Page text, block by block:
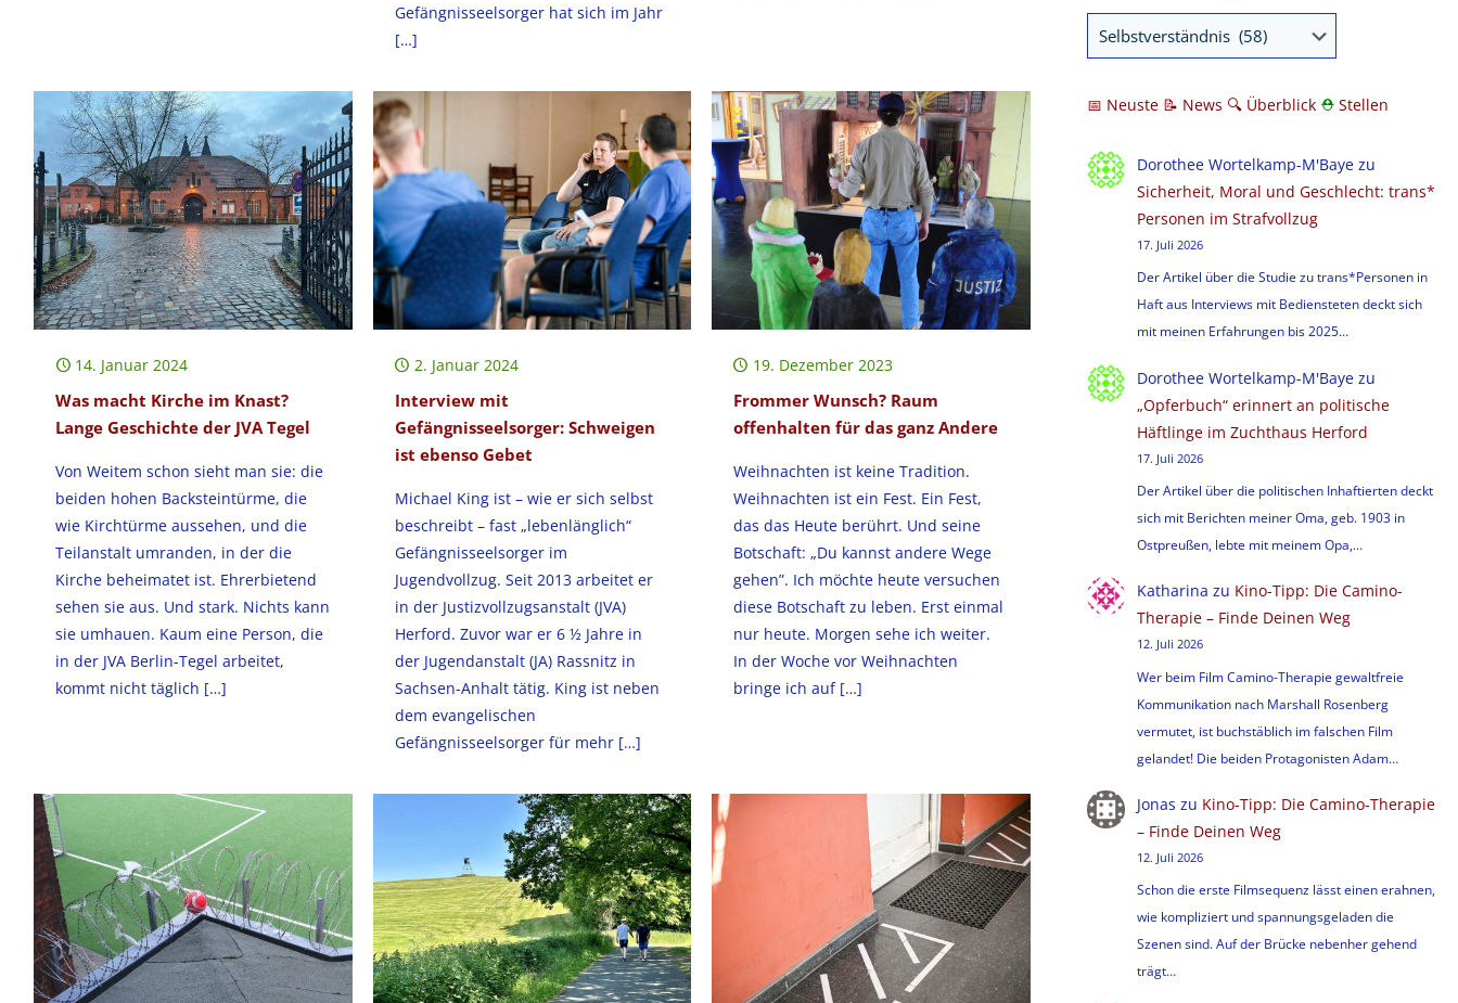
Gefängnisseelsorger hat sich im Jahr
[…]
14. Januar 2024
Was macht Kirche im Knast?
Lange Geschichte der JVA Tegel
Von Weitem schon sieht man sie: die
beiden hohen Backsteintürme, die
wie Kirchtürme aussehen, und die
Teilanstalt umranden, in der die
Kirche beheimatet ist. Ehrerbietend
sehen sie aus. Und stark. Nichts kann
sie umhauen. Kaum eine Person, die
in der JVA Berlin-Tegel arbeitet,
kommt nicht täglich […]
2. Januar 2024
Interview mit
Gefängnisseelsorger: Schweigen
ist ebenso Gebet
Michael King ist – wie er sich selbst
beschreibt – fast „lebenlänglich“
Gefängnisseelsorger im
Jugendvollzug. Seit 2013 arbeitet er
in der Justizvollzugsanstalt (JVA)
Herford. Zuvor war er 6 ½ Jahre in
der Jugendanstalt (JA) Rassnitz in
Sachsen-Anhalt tätig. King ist neben
dem evangelischen
Gefängnisseelsorger für mehr[…]
19. Dezember 2023
Frommer Wunsch? Raum
offenhalten für das ganz Andere
Weihnachten ist keine Tradition.
Weihnachten ist ein Fest. Ein Fest,
das das Heute berührt. Und seine
Botschaft: „Du kannst andere Wege
gehen”. Ich möchte heute versuchen
diese Botschaft zu leben. Erst einmal
nur heute. Morgen sehe ich weiter.
In der Woche vor Weihnachten
bringe ich auf[…]
📅 Neuste 📝 News 🔍 Überblick ⛑ Stellen
Dorothee Wortelkamp-M'Bayezu
Sicherheit, Moral und Geschlecht: trans*
Personen im Strafvollzug
17. Juli 2026
Der Artikel über die Studie zu trans*Personen in
Haft aus Interviews mit Bediensteten deckt sich
mit meinen Erfahrungen bis 2025…
Dorothee Wortelkamp-M'Bayezu
„Opferbuch“ erinnert an politische
Häftlinge im Zuchthaus Herford
17. Juli 2026
Der Artikel über die politischen Inhaftierten deckt
sich mit Berichten meiner Oma, geb. 1903 in
Ostpreußen, lebte mit meinem Opa,…
Katharina zu Kino-Tipp: Die Camino-
Therapie – Finde Deinen Weg
12. Juli 2026
Wer beim Film Camino-Therapie gewaltfreie
Kommunikation nach Marshall Rosenberg
vermutet, ist buchstäblich im falschen Film
gelandet! Die beiden Protagonisten Adam…
Jonas zu Kino-Tipp: Die Camino-Therapie
– Finde Deinen Weg
12. Juli 2026
Schon die erste Filmsequenz lässt einen erahnen,
wie kompliziert und spannungsgeladen die
Szenen sind. Auf der Brücke nebenher gehend
trägt…